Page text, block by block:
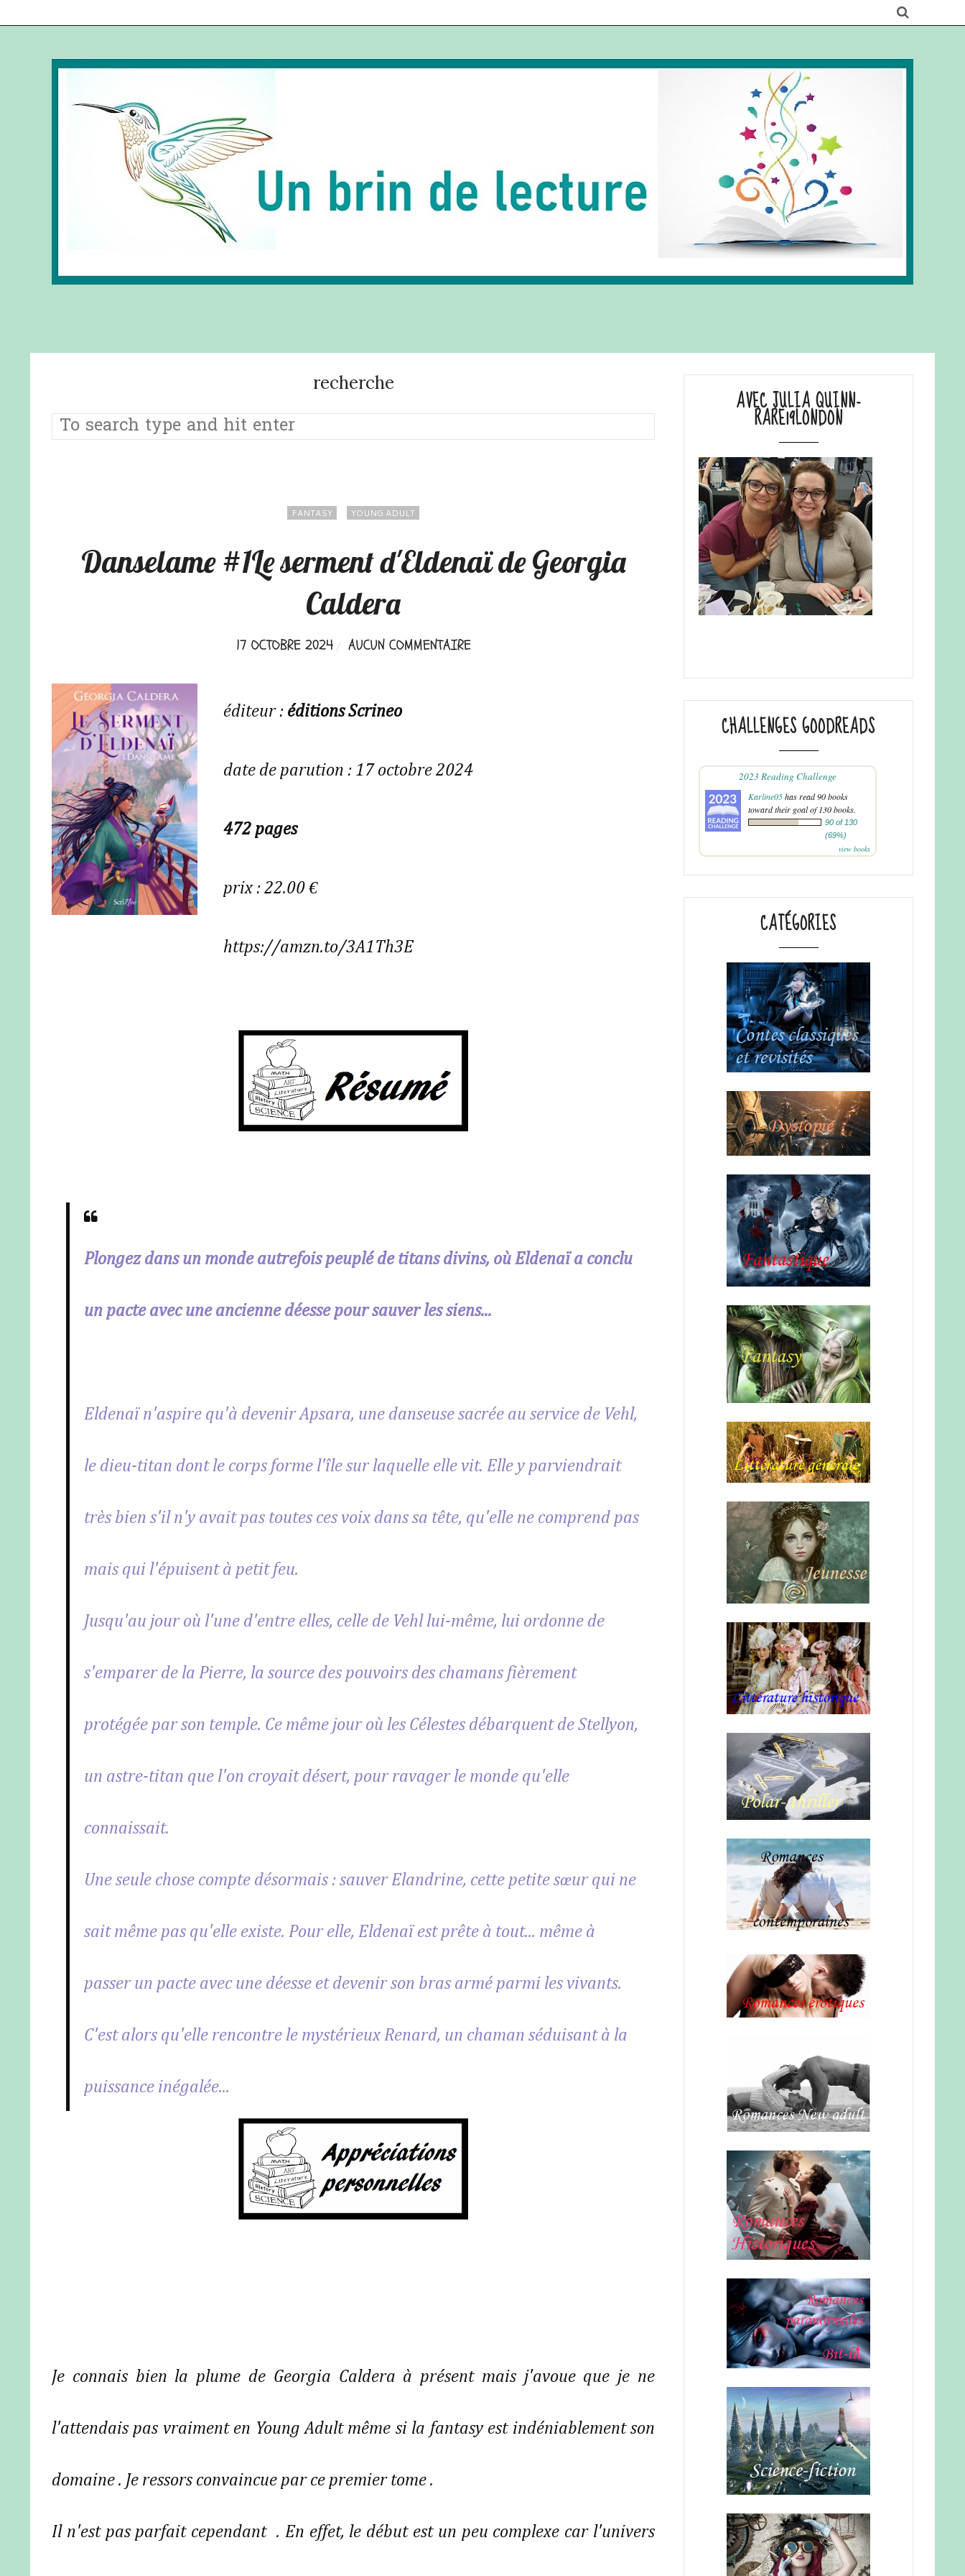
recherche
FANTASY YOUNG ADULT
Danselame #1Le serment d'Eldenaï de Georgia
Caldera
17 OCTOBRE 2024 AUCUN COMMENTAIRE
éditeur : éditions Scrineo
date de parution : 17 octobre 2024
472 pages
prix : 22.00 €
https://amzn.to/3A1Th3E
Plongez dans un monde autrefois peuplé de titans divins, où Eldenaï a conclu
un pacte avec une ancienne déesse pour sauver les siens...
Eldenaï n'aspire qu'à devenir Apsara, une danseuse sacrée au service de Vehl,
le dieu-titan dont le corps forme l'île sur laquelle elle vit. Elle y parviendrait
très bien s'il n'y avait pas toutes ces voix dans sa tête, qu'elle ne comprend pas
mais qui l'épuisent à petit feu.
Jusqu'au jour où l'une d'entre elles, celle de Vehl lui-même, lui ordonne de
s'emparer de la Pierre, la source des pouvoirs des chamans fièrement
protégée par son temple. Ce même jour où les Célestes débarquent de Stellyon,
un astre-titan que l'on croyait désert, pour ravager le monde qu'elle
connaissait.
Une seule chose compte désormais : sauver Elandrine, cette petite sœur qui ne
sait même pas qu'elle existe. Pour elle, Eldenaï est prête à tout... même à
passer un pacte avec une déesse et devenir son bras armé parmi les vivants.
C'est alors qu'elle rencontre le mystérieux Renard, un chaman séduisant à la
puissance inégalée...
Je connais bien la plume de Georgia Caldera à présent mais j'avoue que je ne
l'attendais pas vraiment en Young Adult même si la fantasy est indéniablement son
domaine . Je ressors convaincue par ce premier tome .
Il n'est pas parfait cependant . En effet, le début est un peu complexe car l'univers
AVEC JULIA QUINN-
RARE19LONDON
CHALLENGES GOODREADS
2023 Reading Challenge
Karline05has read 90 books
toward their goal of 130 books.
90 of 130
(69%)
view books
CATÉGORIES